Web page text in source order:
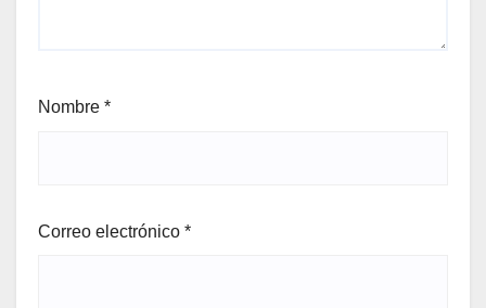
Nombre *
Correo electrónico *